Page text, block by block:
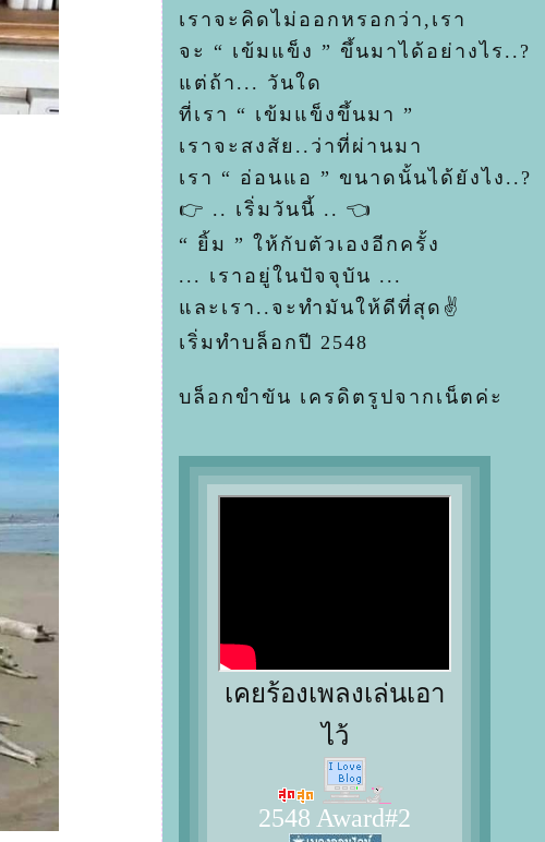
เราจะคิดไม่ออกหรอกว่า,เรา
จะ “ เข้มแข็ง ” ขึ้นมาได้อย่างไร..?
ต่ถ้า... วันใด
ที่เรา “ เข้มแข็งขึ้นมา ”
เราจะสงสัย..ว่าที่ผ่านมา
เรา “ อ่อนแอ ” ขนาดนั้นได้ยังไง..?
👉 .. เริ่มวันนี้ .. 👈
“ ยิ้ม ” ให้กับตัวเองอีกครั้ง
... เราอยู่ในปัจจุบัน ...
ละเรา..จะทำมันให้ดีที่สุด✌
เริ่มทำบล็อกปี 2548
บล็อกขำขัน เครดิตรูปจากเน็ตค่ะ
เคยร้องเพลงเล่นเอา
ไว้
2548 Award#2